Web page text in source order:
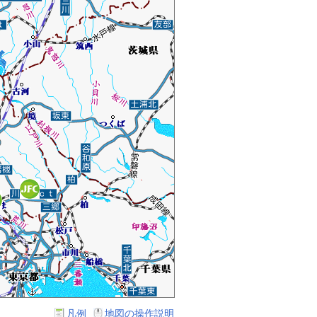
凡例 地図の操作説明